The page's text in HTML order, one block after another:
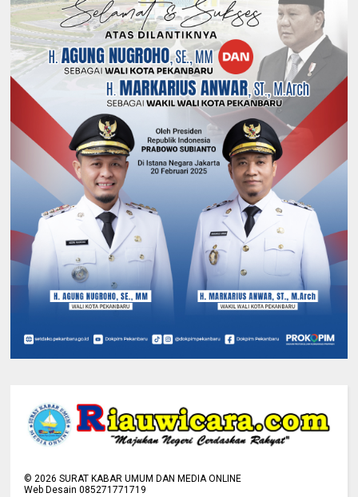
©2026 SURAT KABAR UMUM DAN MEDIA ONLINE
Web Desain 085271771719